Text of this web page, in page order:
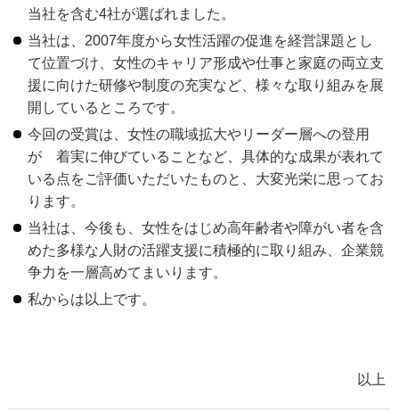
当社を含む4社が選ばれました。
当社は、2007年度から女性活躍の促進を経営課題とし
て位置づけ、女性のキャリア形成や仕事と家庭の両立支
援に向けた研修や制度の充実など、様々な取り組みを展
開しているところです。
今回の受賞は、女性の職域拡大やリーダー層への登用
が 着実に伸びていることなど、具体的な成果が表れて
いる点をご評価いただいたものと、大変光栄に思ってお
ります。
当社は、今後も、女性をはじめ高年齢者や障がい者を含
めた多様な人財の活躍支援に積極的に取り組み、企業競
争力を一層高めてまいります。
私からは以上です。
以上